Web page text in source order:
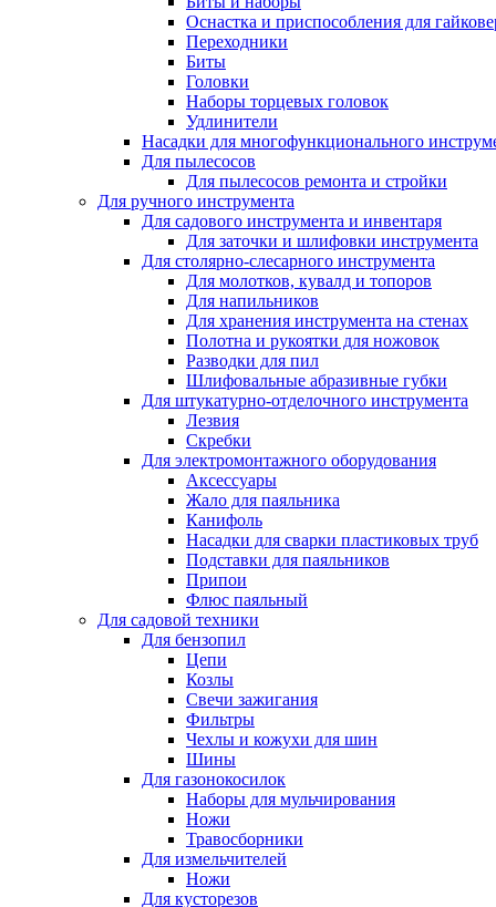
Оснастка и приспособления для
Переходники
Биты
Головки
Наборы торцевых головок
Удлинители
Насадки для многофункционального
Для пылесосов
Для пылесосов ремонта и стройки
Для ручного инструмента
Для садового инструмента и инвентаря
Для заточки и шлифовки инструмента
Для столярно-слесарного инструмента
Для молотков, кувалд и топоров
Для напильников
Для хранения инструмента на стенах
Полотна и рукоятки для ножовок
Разводки для пил
Шлифовальные абразивные губки
Для штукатурно-отделочного инструмента
Лезвия
Скребки
Для электромонтажного оборудования
Аксессуары
Жало для паяльника
Канифоль
Насадки для сварки пластиковых труб
Подставки для паяльников
Припои
Флюс паяльный
Для садовой техники
Для бензопил
Цепи
Козлы
Свечи зажигания
Фильтры
Чехлы и кожухи для шин
Шины
Для газонокосилок
Наборы для мульчирования
Ножи
Травосборники
Для измельчителей
Ножи
Для кусторезов